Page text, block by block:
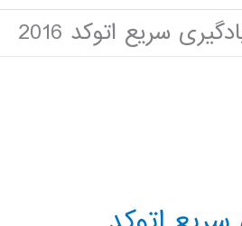
اصلی
سریع اتوکد 2016